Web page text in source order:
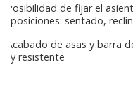
Posibilidad de fijar el
posiciones: sentado,
Acabado de asas y barra
y resistente